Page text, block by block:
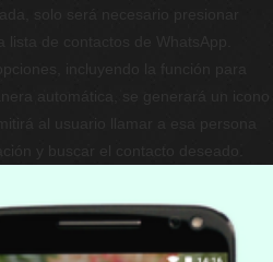
solo será necesario presionar
al usuario llamar a esa persona